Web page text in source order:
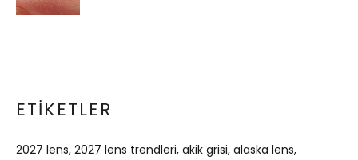
ETIKETLER
2027 lens 2027 lens trendleri akik grisi alaska lens